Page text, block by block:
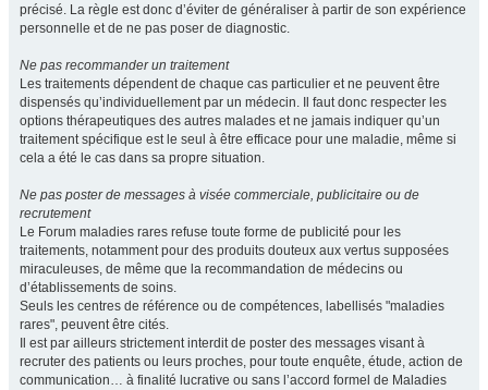
précisé. La règle est donc d’éviter de généraliser à partir de son expérience
personnelle et de ne pas poser de diagnostic.
Ne pas recommander un traitement
Les traitements dépendent de chaque cas particulier et ne peuvent être
dispensés qu’individuellement par un médecin. Il faut donc respecter les
options thérapeutiques des autres malades et ne jamais indiquer qu’un
traitement spécifique est le seul à être efficace pour une maladie, même si
cela a été le cas dans sa propre situation.
Ne pas poster de messages à visée commerciale, publicitaire ou de
recrutement
Le Forum maladies rares refuse toute forme de publicité pour les
traitements, notamment pour des produits douteux aux vertus supposées
miraculeuses, de même que la recommandation de médecins ou
d’établissements de soins.
Seuls les centres de référence ou de compétences, labellisés "maladies
rares", peuvent être cités.
Il est par ailleurs strictement interdit de poster des messages visant à
recruter des patients ou leurs proches, pour toute enquête, étude, action de
communication… à finalité lucrative ou sans l’accord formel de Maladies